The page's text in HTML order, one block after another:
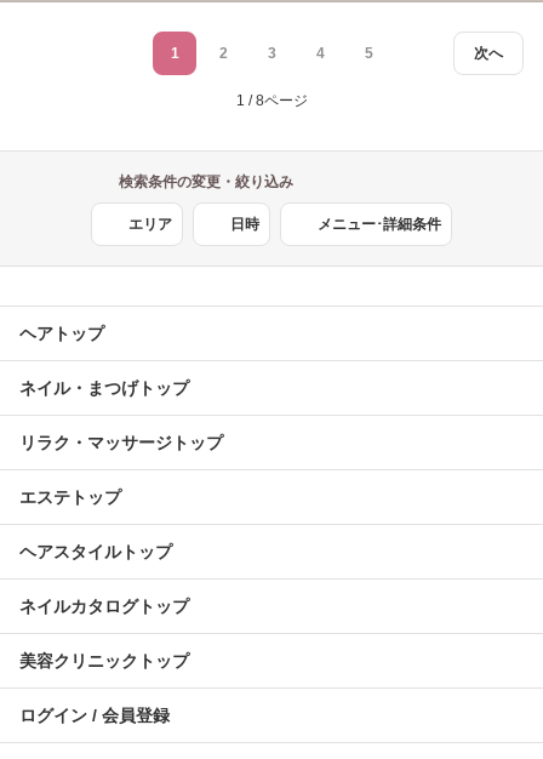
次へ
1 2 3 4 5
1 / 8ページ
検索条件の変更・絞り込み
エリア 日時 メニュー･詳細条件
ヘアトップ
ネイル・まつげトップ
リラク・マッサージトップ
エステトップ
ヘアスタイルトップ
ネイルカタログトップ
美容クリニックトップ
ログイン / 会員登録